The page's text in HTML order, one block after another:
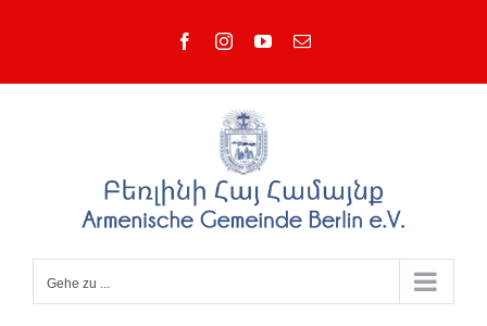
FacebookInstagramYouTube
E-
Gehe zu ...